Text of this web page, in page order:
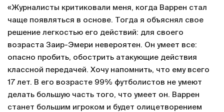
«Журналисты критиковали меня, когда Варрен стал
чаще появляться в основе. Тогда я объяснял свое
решение легкостью его действий: для своего
возраста Заир-Эмери невероятен. Он умеет все:
опасно пробить, обострить атакующие действия
классной передачей. Хочу напомнить, что ему всего
17 лет. В его возрасте 99% футболистов не умеют
делать большую часть того, что умеет он. Варрен
станет большим игроком и будет олицетворением